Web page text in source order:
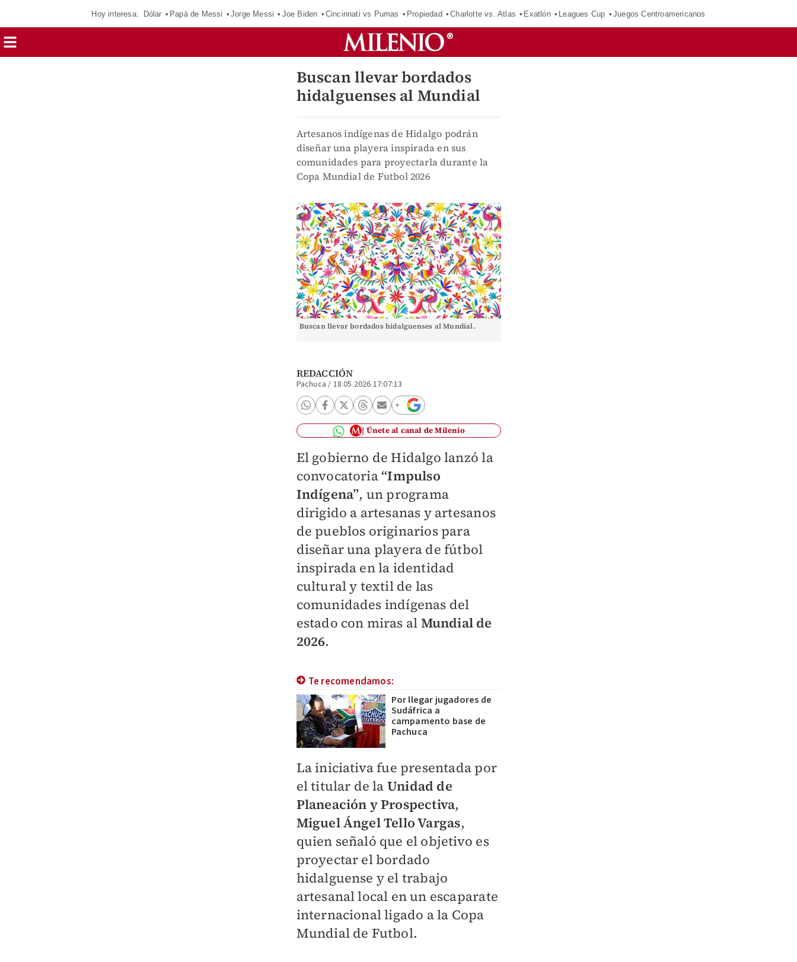
Hoy interesa: Dólar Papá de Messi Jorge Messi Joe Biden Cincinnati vs Pumas Propiedad Charlotte vs. Atlas Exatlón Leagues Cup Juegos Centroamericanos
Buscan llevar bordados
hidalguenses al Mundial
Artesanos indígenas de Hidalgo podrán
diseñar una playera inspirada en sus
comunidades para proyectarla durante la
Copa Mundial de Futbol 2026
Buscan llevar bordados hidalguenses al Mundial.
REDACCIÓN
Pachuca / 18.05.2026 17:07:13
Únete al canal de Milenio
El gobierno de Hidalgo lanzó la
convocatoria“Impulso
Indígena”, un programa
dirigido a artesanas y artesanos
de pueblos originarios para
diseñar una playera de fútbol
inspirada en la identidad
cultural y textil de las
comunidades indígenas del
estado con miras al Mundial de
2026.
Te recomendamos:
Por llegar jugadores de
Sudáfrica a
campamento base de
Pachuca
La iniciativa fue presentada por
el titular de la Unidad de
Planeación y Prospectiva,
Miguel Ángel Tello Vargas,
quien señaló que el objetivo es
proyectar el bordado
hidalguense y el trabajo
artesanal local en un escaparate
internacional ligado a la Copa
Mundial de Futbol.